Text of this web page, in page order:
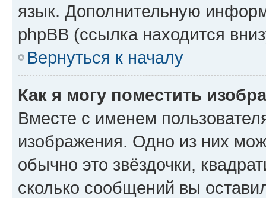
язык. Дополнительную
phpBB (ссылка находится
Вернуться к началу
Как я могу поместить
Вместе с именем
изображения. Одно из них
обычно это звёздочки,
сколько сообщений вы